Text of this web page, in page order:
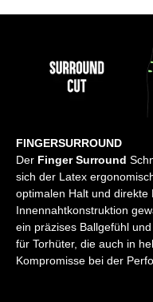
FINGERSURROUND
Der Finger Surround
sich der Latex
optimalen Halt und direkte
Innennahtkonstruktion
ein präzises Ballgefühl
für Torhüter, die auch in
Kompromisse bei der